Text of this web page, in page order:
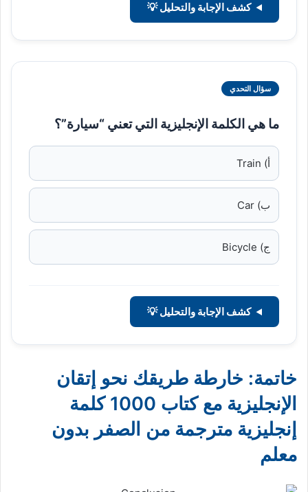
كشف الإجابة والتحليل 💡
سؤال التحدي
ما هي الكلمة الإنجليزية التي تعني “سيارة”؟
أ) Train
ب) Car
ج) Bicycle
كشف الإجابة والتحليل 💡
خاتمة: خارطة طريقك نحو إتقان
الإنجليزية مع كتاب 1000 كلمة
إنجليزية مترجمة من الصفر بدون
معلم